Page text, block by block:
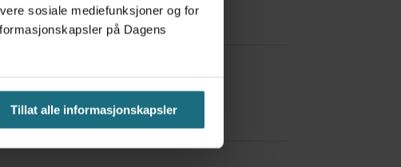
sosiale mediefunksjoner og for
på Dagens
Tillat alle informasjonskapsler